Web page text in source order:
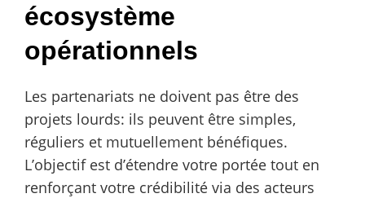
écosystème
opérationnels
Les partenariats ne doivent pas être des
projets lourds: ils peuvent être simples,
réguliers et mutuellement bénéfiques.
L’objectif est d’étendre votre portée tout en
renforçant votre crédibilité via des acteurs